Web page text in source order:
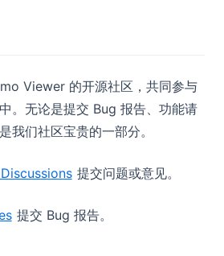
Viewer 的开源社区，共同参与
。无论是提交 Bug 报告、功能请
我们社区宝贵的一部分。
提交问题或意见。
提交 Bug 报告。